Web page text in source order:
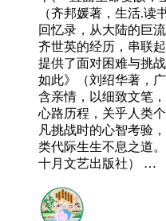
（齐邦媛著，生活.读
回忆录，从大陆的巨
齐世英的经历，串联
提供了面对困难与挑
如此》（刘绍华著，
含亲情，以细致文笔
心路历程，关乎人类
凡挑战时的心智考验
类代际生生不息之道
十月文艺出版社） …